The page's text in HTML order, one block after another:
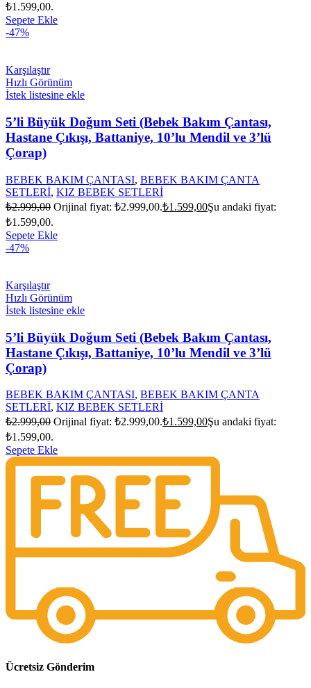
₺1.599,00.
Sepete Ekle
-47%
Karşılaştır
Hızlı Görünüm
İstek listesine ekle
5’li Büyük Doğum Seti (Bebek Bakım Çantası,
Hastane Çıkışı, Battaniye, 10’lu Mendil ve 3’lü
Çorap)
BEBEK BAKIM ÇANTASI, BEBEK BAKIM ÇANTA
SETLERİ, KIZ BEBEK SETLERİ
₺2.999,00 Orijinal fiyat: ₺2.999,00.₺1.599,00Şu andaki fiyat:
₺1.599,00.
Sepete Ekle
-47%
Karşılaştır
Hızlı Görünüm
İstek listesine ekle
5’li Büyük Doğum Seti (Bebek Bakım Çantası,
Hastane Çıkışı, Battaniye, 10’lu Mendil ve 3’lü
Çorap)
BEBEK BAKIM ÇANTASI, BEBEK BAKIM ÇANTA
SETLERİ, KIZ BEBEK SETLERİ
₺2.999,00 Orijinal fiyat: ₺2.999,00.₺1.599,00Şu andaki fiyat:
₺1.599,00.
Sepete Ekle
Ücretsiz Gönderim